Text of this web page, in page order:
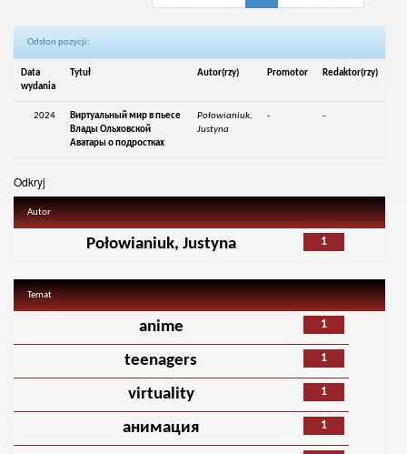
Odsłon pozycji:
Data
wydania
Tytuł Autor(rzy) Promotor Redaktor(rzy)
2024
Виртуальный мир в пьесе
Влады Ольховской
Аватары о подростках
Połowianiuk,
Justyna
- -
Odkryj
Autor
1
Połowianiuk, Justyna
Temat
1
anime
1
teenagers
1
virtuality
1
анимация